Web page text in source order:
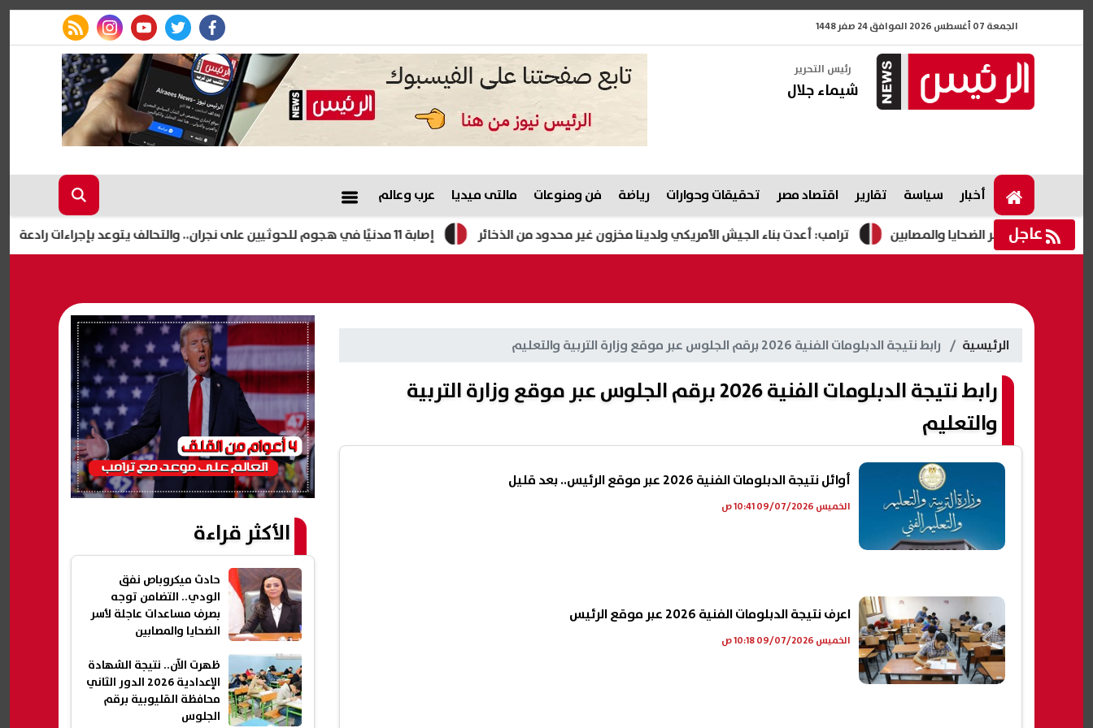
الجمعة 07 أغسطس 2026 الموافق 24 صفر 1448
facebook
twitter
youtube
instagram
rss feed
رئيس التحرير
شيماء جلال
أخبار سياسة تقارير اقتصاد مصر تحقيقات وحوارات رياضة فن ومنوعات مالتى ميديا عرب وعالم
عاجل إصابة 11 مدنيًا في هجوم للحوثيين على نجران.. والتحالف يتوعد بإجراءات رادعة ترامب: أعدت بناء الجيش الأمريكي ولدينا مخزون غير محدود من الذخائر لأسر الضحايا والمصابين
الرئيسية رابط نتيجة الدبلومات الفنية 2026 برقم الجلوس عبر موقع وزارة التربية والتعليم
رابط نتيجة الدبلومات الفنية 2026 برقم الجلوس عبر موقع وزارة التربية
والتعليم
أوائل نتيجة الدبلومات الفنية 2026 عبر موقع الرئيس.. بعد قليل
الخميس 09/07/2026 10:41 ص
اعرف نتيجة الدبلومات الفنية 2026 عبر موقع الرئيس
الخميس 09/07/2026 10:18 ص
الأكثر قراءة
حادث ميكروباص نفق
الودي.. التضامن توجه
بصرف مساعدات عاجلة لأسر
الضحايا والمصابين
ظهرت الآن.. نتيجة الشهادة
الإعدادية 2026 الدور الثاني
محافظة القليوبية برقم
الجلوس